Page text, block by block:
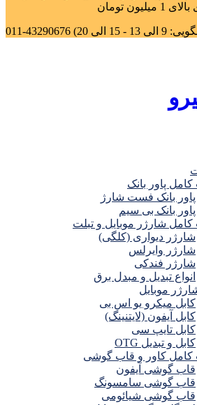
تومان
پاور بانک
پاور بانک فست شارژ
پاور بانک بی سیم
شارژر موبایل و تبلت
شارژر دیواری (کلگی)
شارژر وایرلس
شارژر فندکی
انواع تبدیل و مبدل برق
موبایل
کابل میکرو یو اس بی
کابل آیفون (لایتنینگ)
کابل تایپ سی
کابل و تبدیل OTG
کاور و قاب گوشی
قاب گوشی آیفون
قاب گوشی سامسونگ
قاب گوشی شیائومی